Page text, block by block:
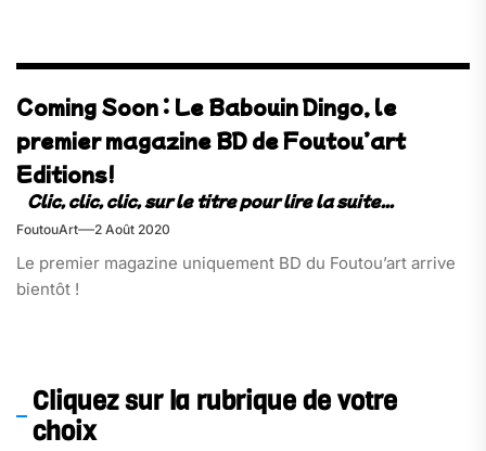
Coming Soon : Le Babouin Dingo, le
premier magazine BD de Foutou’art
Editions!
FoutouArt 2 Août 2020
Le premier magazine uniquement BD du Foutou’art arrive
bientôt !
Cliquez sur la rubrique de votre
choix